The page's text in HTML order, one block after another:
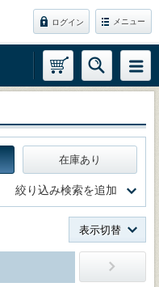
ログイン メニュー
在庫あり
絞り込み検索を追加
表示切替